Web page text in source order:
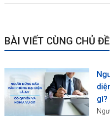
BÀI VIẾT CÙNG CHỦ ĐỀ
gì?